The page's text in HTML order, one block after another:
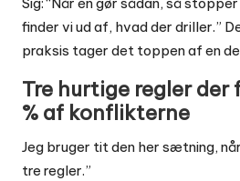
finder vi ud af, hvad der driller.”
praksis tager det toppen af en
Tre hurtige regler der
% af konflikterne
Jeg bruger tit den her sætning,
tre regler.”